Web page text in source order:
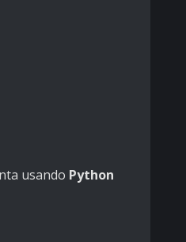
usando Python